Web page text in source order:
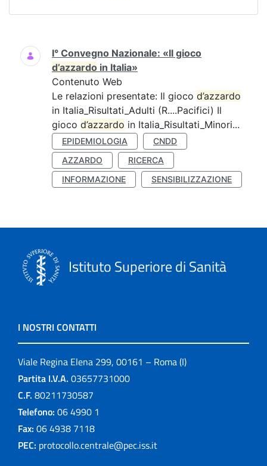
Ricerca
I° Convegno Nazionale: «Il gioco
d’azzardo in Italia»
Contenuto Web
Le relazioni presentate: Il gioco d’azzardo
in Italia_Risultati_Adulti (R....Pacifici) Il
gioco d’azzardo in Italia_Risultati_Minori...
EPIDEMIOLOGIA
CNDD
AZZARDO
RICERCA
INFORMAZIONE
SENSIBILIZZAZIONE
Istituto Superiore di Sanità
I NOSTRI CONTATTI
Viale Regina Elena 299, 00161 – Roma (I)
Partita I.V.A. 03657731000
C.F. 80211730587
Telefono: 06 4990 1
Fax: 06 4938 7118
PEC: protocollo.centrale@pec.iss.it